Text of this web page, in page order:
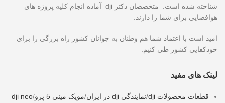
شناخته شده است. متخصصان دکتر dji آماده انجام کلیه پروژه های
هوافضایی برای شما را دارند.
امید است با اعتماد شما هم وطنان به جوانان کشور راه بزرگی را برای
خودکفایی کشور طی کنیم.
لینک های مفید
قطعات محصولات dji /نمایندگی dji در ایران /مویک مینی 5 پرو /
dji neo